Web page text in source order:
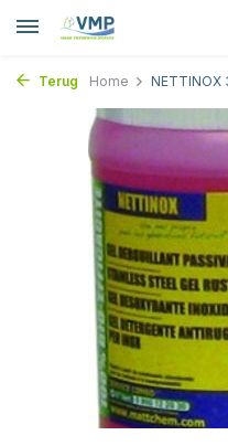
Terug Home NETTINOX